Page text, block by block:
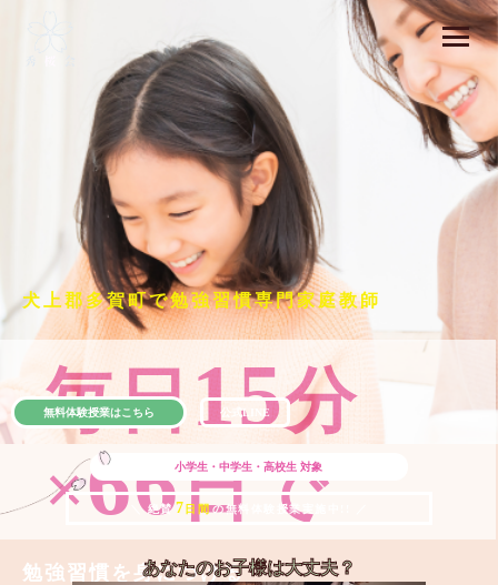
犬上郡多賀町で勉強習慣専門家庭教師
毎日15分
×66日で
勉強習慣を身につける
小学生・中学生・高校生 対象
＼ 絶賛 7 日間の無料体験授業実施中!! ／
無料体験授業はこちら 公式LINE
あなたのお子様は大丈夫？